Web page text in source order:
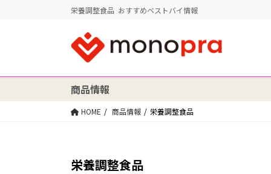
栄養調整食品 おすすめベストバイ情報
商品情報
HOME 商品情報 栄養調整食品
栄養調整食品